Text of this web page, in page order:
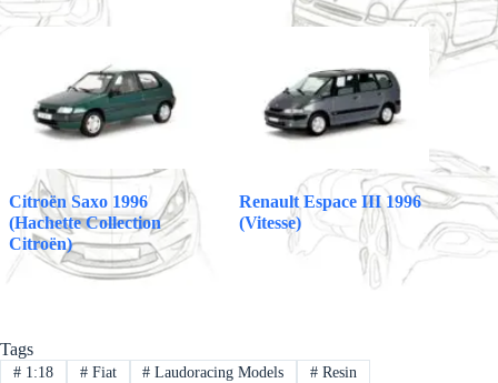
Citroën Saxo 1996
(Hachette Collection
Citroën)
Renault Espace III 1996
(Vitesse)
Tags
#1:18 #Fiat # Laudoracing Models # Resin